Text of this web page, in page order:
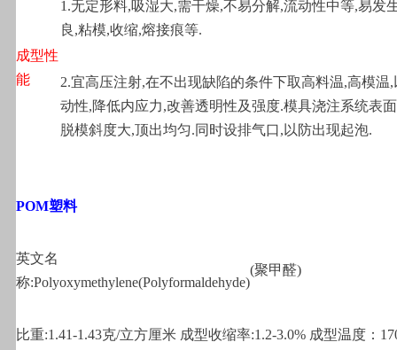
成型性
能
1.无定形料,吸湿大,需干燥,不易分解,流动性中等,易发
良,粘模,收缩,熔接痕等.
2.宜高压注射,在不出现缺陷的条件下取高料温,高模温
动性,降低内应力,改善透明性及强度.模具浇注系统表
脱模斜度大,顶出均匀.同时设排气口,以防出现起泡.
POM塑料
英文名
称:Polyoxymethylene(Polyformaldehyde)
(聚甲醛)
比重:1.41-1.43克/立方厘米 成型收缩率:1.2-3.0% 成型温度：